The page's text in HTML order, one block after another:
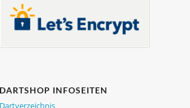
DARTSHOP INFOSEITEN
Dartverzeichnis